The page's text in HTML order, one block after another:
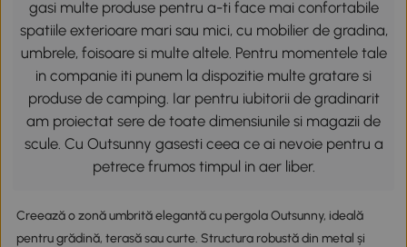
gasi multe produse pentru a-ti face mai confortabile
spatiile exterioare mari sau mici, cu mobilier de gradina,
umbrele, foisoare si multe altele. Pentru momentele tale
in companie iti punem la dispozitie multe gratare si
produse de camping. Iar pentru iubitorii de gradinarit
am proiectat sere de toate dimensiunile si magazii de
scule. Cu Outsunny gasesti ceea ce ai nevoie pentru a
petrece frumos timpul in aer liber.
Creează o zonă umbrită elegantă cu pergola Outsunny, ideală
pentru grădină, terasă sau curte. Structura robustă din metal și